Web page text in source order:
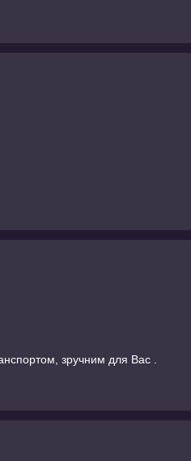
зручним для Вас .